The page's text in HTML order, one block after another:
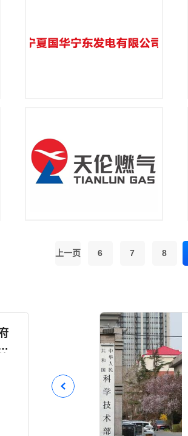
上一页 6 7 8